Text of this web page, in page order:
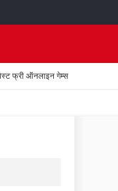
फ्री ऑनलाइन गेम्स